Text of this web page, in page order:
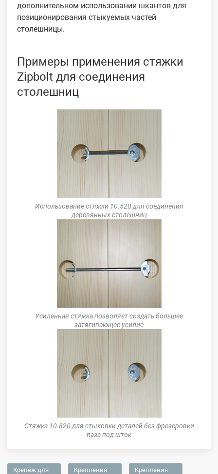
дополнительном использовании шкантов для
позиционирования стыкуемых частей
столешницы.
Примеры применения стяжки
Zipbolt для соединения
столешниц
Использование стяжки 10.520 для соединения
деревянных столешниц
Усиленная стяжка позволяет создать большее
затягивающее усилие
Стяжка 10.820 для стыковки деталей без фрезеровки
паза под шток
Крепёж для
Крепления
Крепления